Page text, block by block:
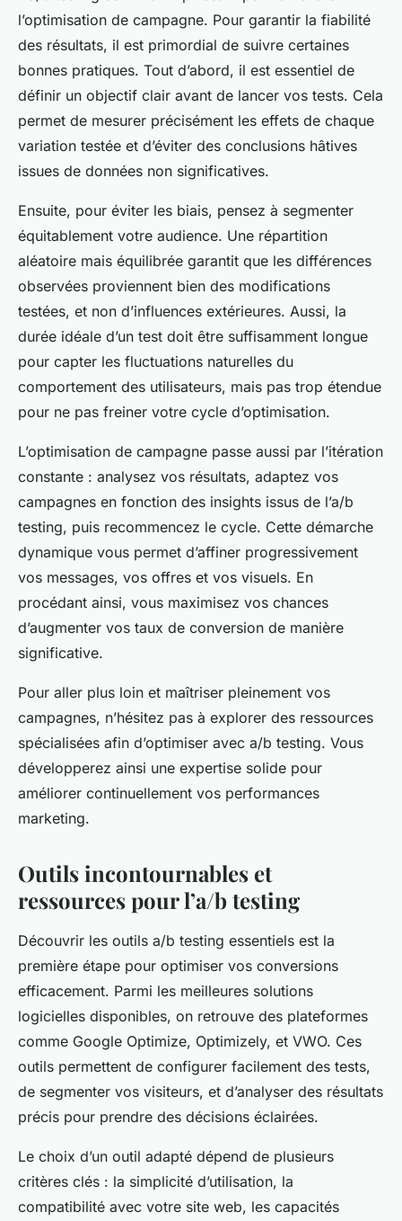
l’optimisation de campagne. Pour garantir la fiabilité
des résultats, il est primordial de suivre certaines
bonnes pratiques. Tout d’abord, il est essentiel de
définir un objectif clair avant de lancer vos tests. Cela
permet de mesurer précisément les effets de chaque
variation testée et d’éviter des conclusions hâtives
issues de données non significatives.
Ensuite, pour éviter les biais, pensez à segmenter
équitablement votre audience. Une répartition
aléatoire mais équilibrée garantit que les différences
observées proviennent bien des modifications
testées, et non d’influences extérieures. Aussi, la
durée idéale d’un test doit être suffisamment longue
pour capter les fluctuations naturelles du
comportement des utilisateurs, mais pas trop étendue
pour ne pas freiner votre cycle d’optimisation.
L’optimisation de campagne passe aussi par l’itération
constante : analysez vos résultats, adaptez vos
campagnes en fonction des insights issus de l’a/b
testing, puis recommencez le cycle. Cette démarche
dynamique vous permet d’affiner progressivement
vos messages, vos offres et vos visuels. En
procédant ainsi, vous maximisez vos chances
d’augmenter vos taux de conversion de manière
significative.
Pour aller plus loin et maîtriser pleinement vos
campagnes, n’hésitez pas à explorer des ressources
spécialisées afin d’optimiser avec a/b testing. Vous
développerez ainsi une expertise solide pour
améliorer continuellement vos performances
marketing.
Outils incontournables et
ressources pour l’a/b testing
Découvrir les outils a/b testing essentiels est la
première étape pour optimiser vos conversions
efficacement. Parmi les meilleures solutions
logicielles disponibles, on retrouve des plateformes
comme Google Optimize, Optimizely, et VWO. Ces
outils permettent de configurer facilement des tests,
de segmenter vos visiteurs, et d’analyser des résultats
précis pour prendre des décisions éclairées.
Le choix d’un outil adapté dépend de plusieurs
critères clés : la simplicité d’utilisation, la
compatibilité avec votre site web, les capacités